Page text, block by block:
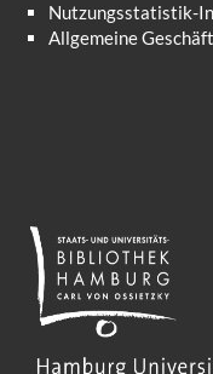
Nutzungsstatistik-
Allgemeine